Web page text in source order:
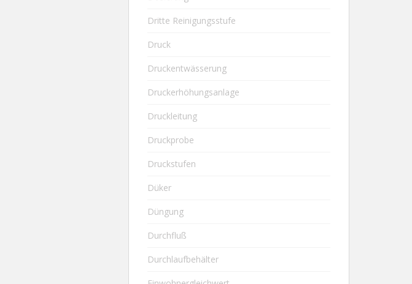
Dritte Reinigungsstufe
Druck
Druckentwässerung
Druckerhöhungsanlage
Druckleitung
Druckprobe
Druckstufen
Düker
Düngung
Durchfluß
Durchlaufbehälter